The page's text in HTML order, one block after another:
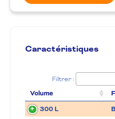
Caractéristiques
Filtrer :
Volume
300 L